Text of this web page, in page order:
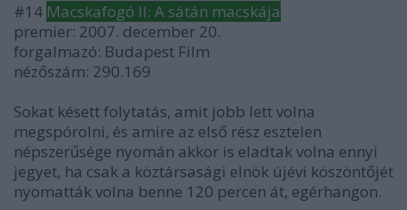
#14 Macskafogó II: A sátán macskája
premier: 2007. december 20.
forgalmazó: Budapest Film
nézőszám: 290.169
Sokat késett folytatás, amit jobb lett volna
megspórolni, és amire az első rész esztelen
népszerűsége nyomán akkor is eladtak volna ennyi
jegyet, ha csak a köztársasági elnök újévi köszöntőjét
nyomatták volna benne 120 percen át, egérhangon.